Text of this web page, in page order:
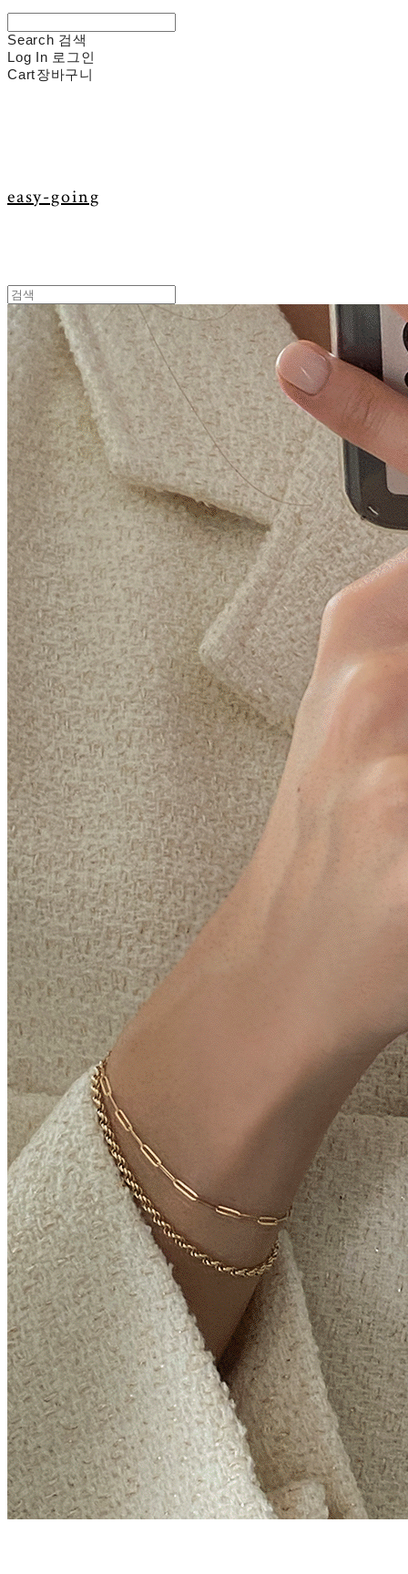
Search 검색
Log In 로그인
Cart장바구니
easy-going